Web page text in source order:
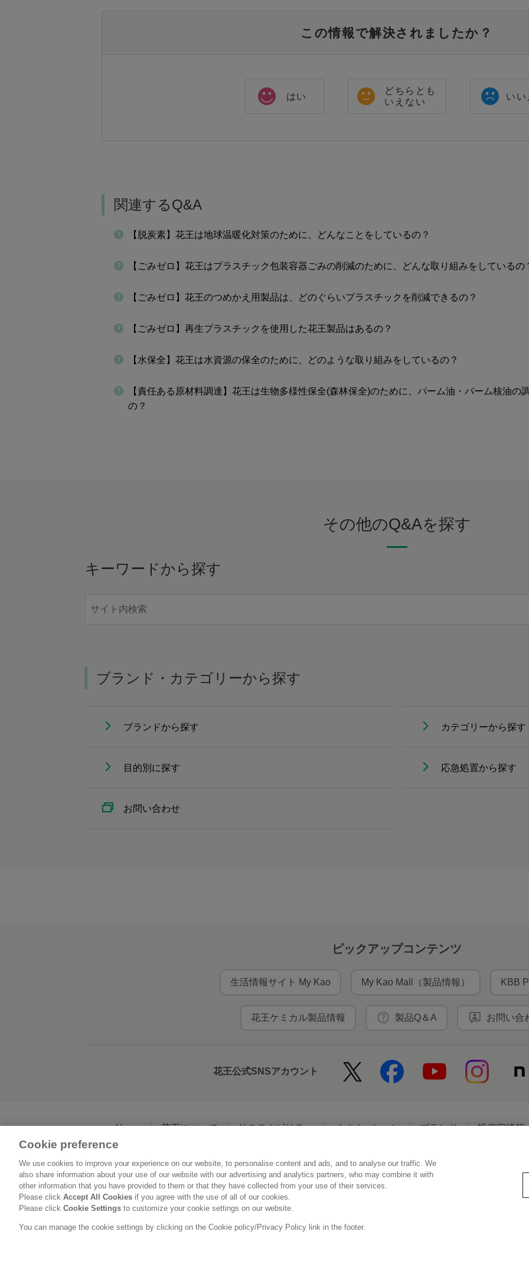
この情報で解決されましたか？
はい
どちらとも
いえない
いい
関連するQ&A
【脱炭素】花王は地球温暖化対策のために、どんなことをしているの？
【ごみゼロ】花王はプラスチック包装容器ごみの削減のために、どんな取り組みをしているの
【ごみゼロ】花王のつめかえ用製品は、どのぐらいプラスチックを削減できるの？
【ごみゼロ】再生プラスチックを使用した花王製品はあるの？
【水保全】花王は水資源の保全のために、どのような取り組みをしているの？
【責任ある原材料調達】花王は生物多様性保全(森林保全)のために、パーム油・パーム核油の
の？
その他のQ&Aを探す
キーワードから探す
ブランド・カテゴリーから探す
ブランドから探す カテゴリーから探す
目的別に探す 応急処置から探す
お問い合わせ
ピックアップコンテンツ
生活情報サイト My Kao My Kao Mall（製品情報） KBB
花王ケミカル製品情報 製品Q＆A お問い合
花王公式SNSアカウント
Home 花王について サステナビリティ イノベーション ブランド 投資家情報
利用規約 花王のアクセシビリティ 個人情報保護方針 利用者情報の外部送信
Cookie preference
We use cookies to improve your experience on our website, to personalise content and ads, and to analyse our traffic. We
also share information about your use of our website with our advertising and analytics partners, who may combine it with
other information that you have provided to them or that they have collected from your use of their services.
Please click Accept All Cookies if you agree with the use of all of our cookies.
Please click Cookie Settings to customize your cookie settings on our website.
You can manage the cookie settings by clicking on the Cookie policy/Privacy Policy link in the footer.